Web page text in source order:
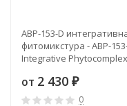
ABP-153-D
фитомикстура - ABP-
Integrative Phytocomplex
от 2 430 ₽
0